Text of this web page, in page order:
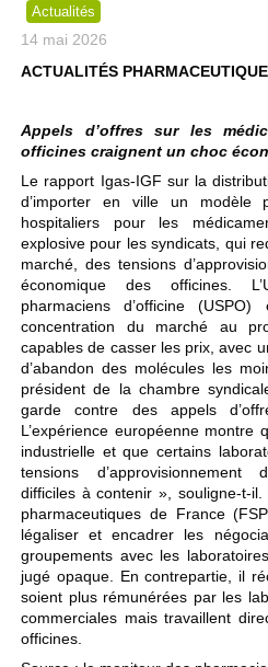
Actualités
14 mai 2026
ACTUALITÉS
Appels d’offres sur les
officines craignent un choc
Le rapport Igas-IGF sur la
d’importer en ville un modèle
hospitaliers pour les
explosive pour les syndicats, qui
marché, des tensions
économique des officines.
pharmaciens d’officine
concentration du marché au
capables de casser les prix, avec
d’abandon des molécules les
président de la chambre
garde contre des appels
L’expérience européenne montre
industrielle et que certains
tensions d’approvisionnement
difficiles à contenir », souligne-t-
pharmaceutiques de France
légaliser et encadrer les
groupements avec les
jugé opaque. En contrepartie, il
soient plus rémunérées par les
commerciales mais travaillent
officines.